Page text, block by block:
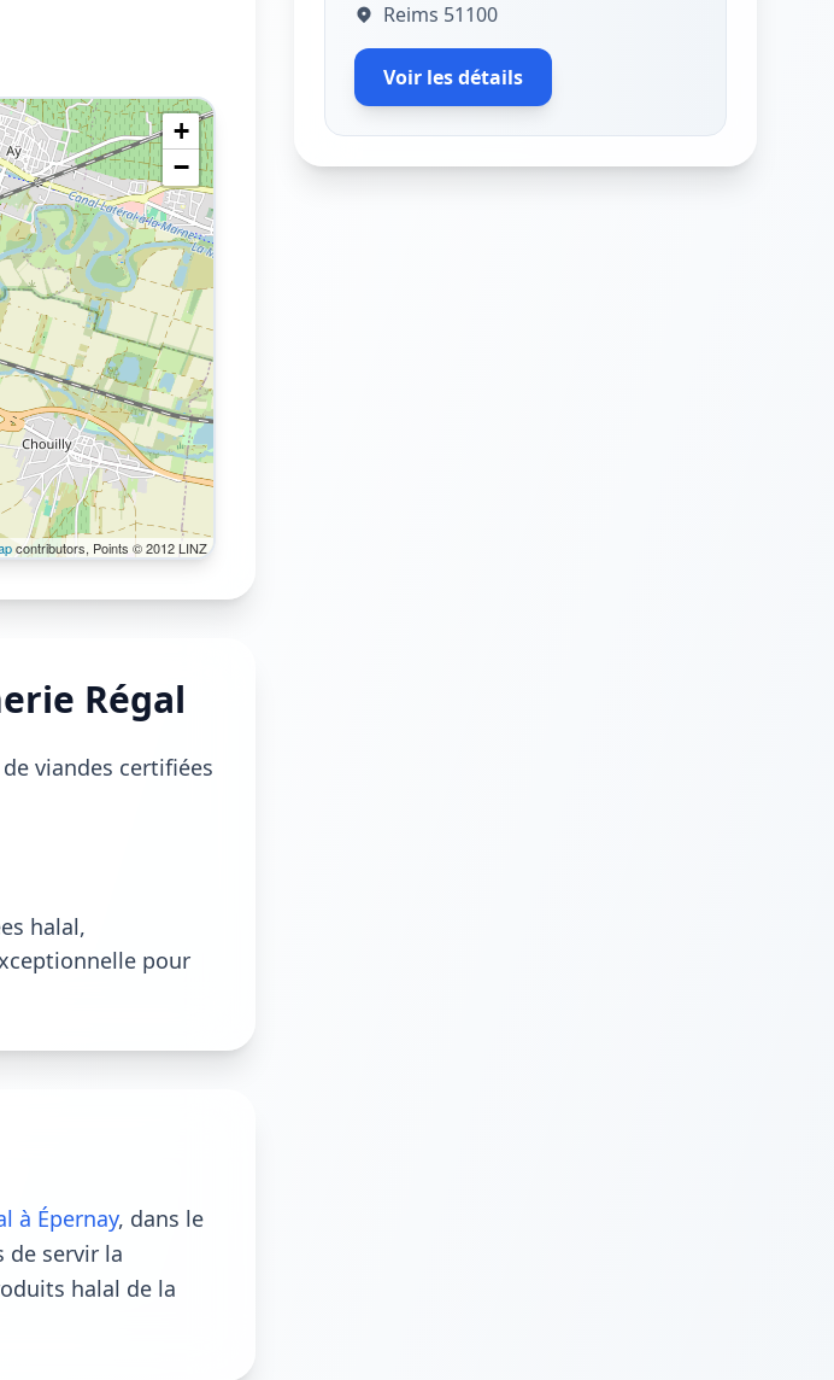
+
−
contributors, Points © 2012 LINZ
Régal
viandes certifiées
halal,
pour
à Épernay, dans le
de servir la
halal de la
Reims 51100
Voir les détails